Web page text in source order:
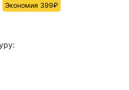
Экономия 399₽